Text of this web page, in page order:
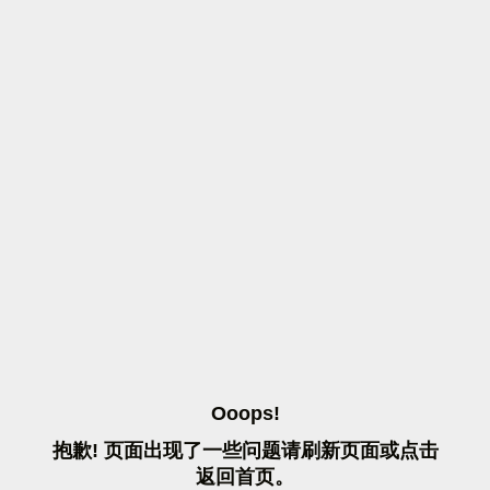
OOOPS!
抱歉! 页面出现了一些问题请刷 新页面或点击
返 回首页。